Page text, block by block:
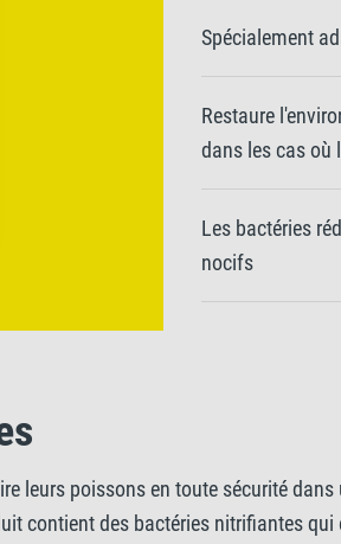
Spécialement
Restaure
dans les cas où
Les bactéries
nocifs
leurs poissons en toute sécurité
contient des bactéries nitrifiantes